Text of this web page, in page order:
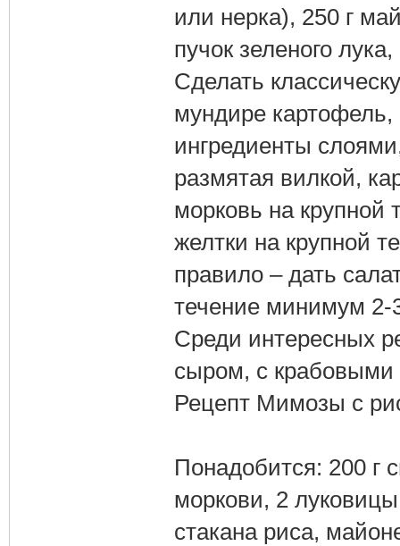
или нерка), 250 г
пучок зеленого
Сделать
мундире
ингредиенты
размятая вилкой,
морковь на крупной
желтки на крупной
правило – дать
течение минимум 2-
Среди интересных
сыром, с крабовыми
Рецепт Мимозы с
Понадобится: 200 г
моркови, 2
стакана риса,